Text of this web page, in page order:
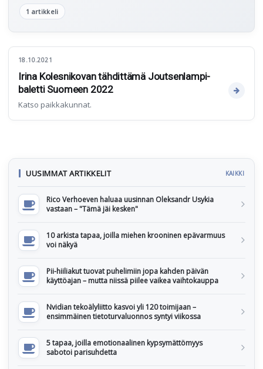
1 artikkeli
18.10.2021
Irina Kolesnikovan tähdittämä Joutsenlampi-
baletti Suomeen 2022
Katso paikkakunnat.
UUSIMMAT ARTIKKELIT KAIKKI
Rico Verhoeven haluaa uusinnan Oleksandr Usykia
vastaan – "Tämä jäi kesken"
10 arkista tapaa, joilla miehen krooninen epävarmuus
voi näkyä
Pii-hiiliakut tuovat puhelimiin jopa kahden päivän
käyttöajan – mutta niissä piilee vaikea vaihtokauppa
Nvidian tekoälyliitto kasvoi yli 120 toimijaan –
ensimmäinen tietoturvaluonnos syntyi viikossa
5 tapaa, joilla emotionaalinen kypsymättömyys
sabotoi parisuhdetta